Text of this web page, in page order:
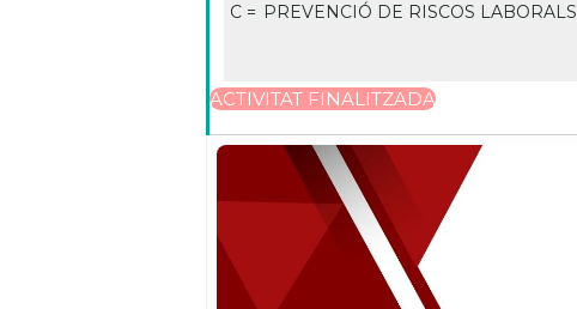
C = PREVENCIÓ DE RISCOS LABORALS
ACTIVITAT FINALITZADA